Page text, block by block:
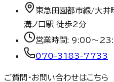
東急田園都市線/大井
溝ノ口駅 徒歩2分
営業時間: 9:00〜
070-3183-7733
ご質問・お問い合わせはこちら